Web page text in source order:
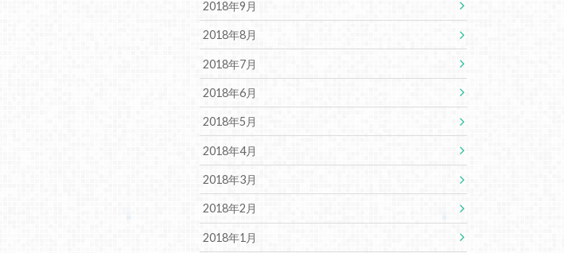
2018年9月
2018年8月
2018年7月
2018年6月
2018年5月
2018年4月
2018年3月
2018年2月
2018年1月